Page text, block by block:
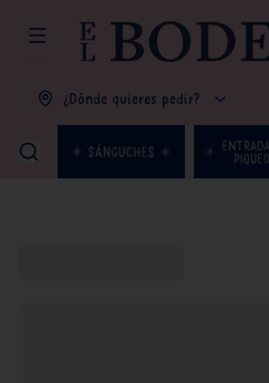
Abrir menu de navegación
¿Dónde quieres pedir?